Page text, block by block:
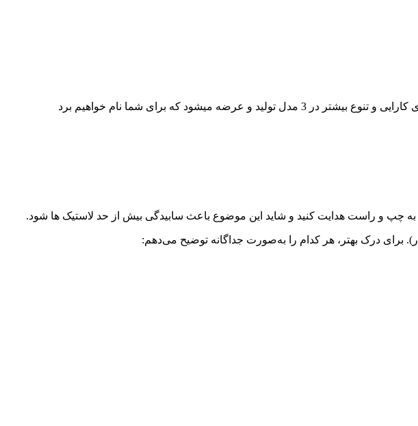
که برای شما نام خواهیم برد
به چپ و راست هدایت کنید و شاید این موضوع باعث سابیدگی بیش از حد لاستیک ها شود.